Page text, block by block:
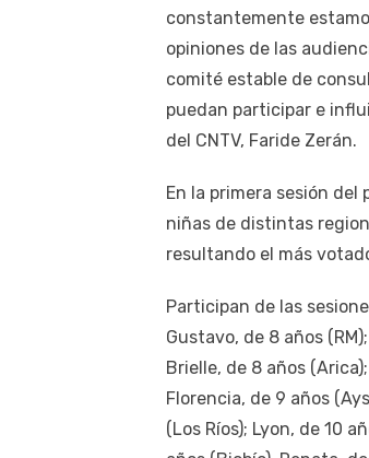
constantemente
opiniones de las
comité estable de
puedan participar e
del CNTV, Faride Zerán.
En la primera sesión
niñas de distintas
resultando el más
Participan de las
Gustavo, de 8 años
Brielle, de 8 años
Florencia, de 9 años
(Los Ríos); Lyon, de 10